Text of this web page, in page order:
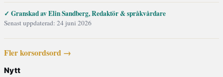
✓ Granskad av Elin Sandberg, Redaktör & språkvårdare
Senast uppdaterad: 24 juni 2026
Fler korsordsord →
Nytt